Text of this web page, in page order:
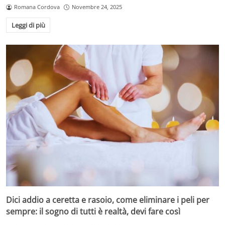
Cosa rende davvero sicuro uno shampoo (e cosa no) –
velaincampania.it
Un dettaglio rilevante è il prezzo: molti dei prodotti
“eccellenti” costano meno di 1,50 euro per 100 ml, il che
smentisce l’idea che scegliere cosmetici migliori implichi
Romana Cordova Novembre 24, 2025
Leggi di più
Dici addio a ceretta e rasoio, come eliminare i peli per
sempre: il sogno di tutti è realtà, devi fare così